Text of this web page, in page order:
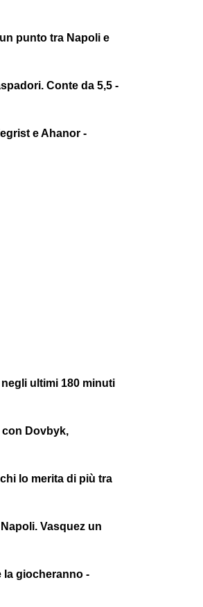
punto tra Napoli e
Conte da 5,5 -
e Ahanor -
ultimi 180 minuti
con Dovbyk,
lo merita di più tra
Vasquez un
la giocheranno -